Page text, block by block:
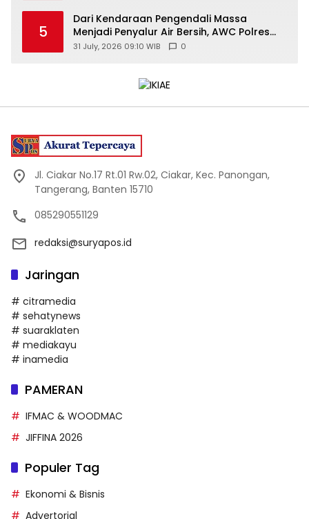
5
Dari Kendaraan Pengendali Massa
Menjadi Penyalur Air Bersih, AWC Polres
Gunungkidul Bantu Warga Kekeringan
31 July, 2026 09:10 WIB 0
Jl. Ciakar No.17 Rt.01 Rw.02, Ciakar, Kec. Panongan,
Tangerang, Banten 15710
085290551129
redaksi@suryapos.id
Jaringan
# citramedia
# sehatynews
# suaraklaten
# mediakayu
# inamedia
PAMERAN
IFMAC & WOODMAC
JIFFINA 2026
Populer Tag
Ekonomi & Bisnis
Advertorial